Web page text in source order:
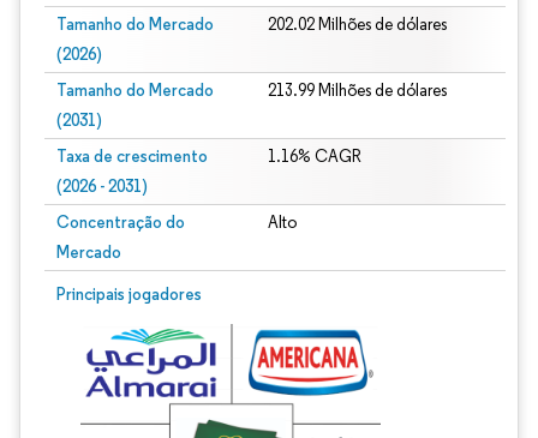
Tamanho do Mercado
(2026)
202.02 Milhões de dólares
Tamanho do Mercado
(2031)
213.99 Milhões de dólares
Taxa de crescimento
(2026 - 2031)
1.16% CAGR
Concentração do
Mercado
Alto
Principais jogadores
Imagem © Mordor Intelligence. O reuso requer atribuição conforme CC BY 4.0.